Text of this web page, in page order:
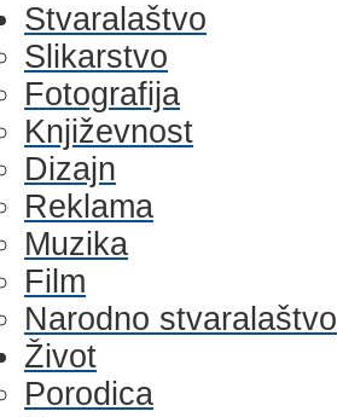
Stvaralaštvo
Slikarstvo
Fotografija
Književnost
Dizajn
Reklama
Muzika
Film
Narodno stvaralaštvo
Život
Porodica